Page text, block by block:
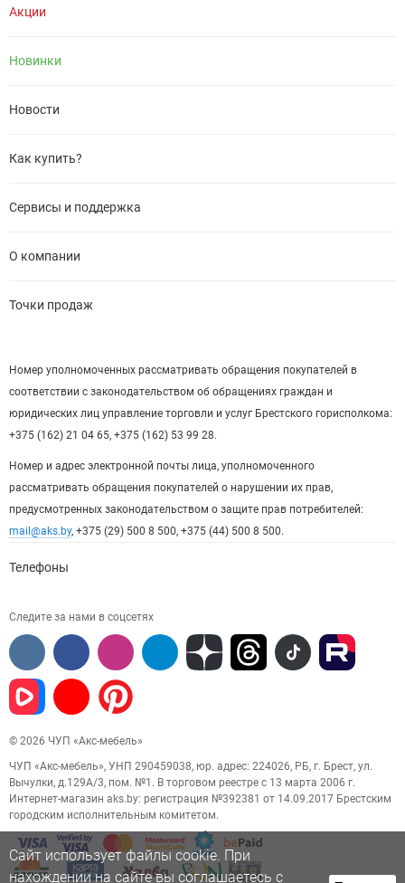
Акции
Новинки
Новости
Как купить?
Сервисы и поддержка
О компании
Точки продаж
Номер уполномоченных рассматривать обращения покупателей в
соответствии с законодательством об обращениях граждан и
юридических лиц управление торговли и услуг Брестского горисполкома:
+375 (162) 21 04 65, +375 (162) 53 99 28.
Номер и адрес электронной почты лица, уполномоченного
рассматривать обращения покупателей о нарушении их прав,
предусмотренных законодательством о защите прав потребителей:
mail@aks.by, +375 (29) 500 8 500, +375 (44) 500 8 500.
Телефоны
Следите за нами в соцсетях
© 2026 ЧУП «Акс-мебель»
ЧУП «Акс-мебель», УНП 290459038, юр. адрес: 224026, РБ, г. Брест, ул.
Вычулки, д.129А/3, пом. №1. В торговом реестре с 13 марта 2006 г.
Интернет-магазин aks.by: регистрация №392381 от 14.09.2017 Брестским
городским исполнительным комитетом.
Сайт использует файлы cookie. При
нахождении на сайте вы соглашаетесь с